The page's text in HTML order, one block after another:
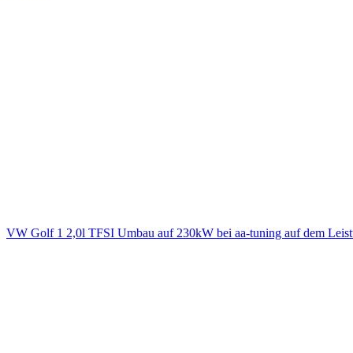
VW Golf 1 2,0l TFSI Umbau auf 230kW bei aa-tuning auf dem